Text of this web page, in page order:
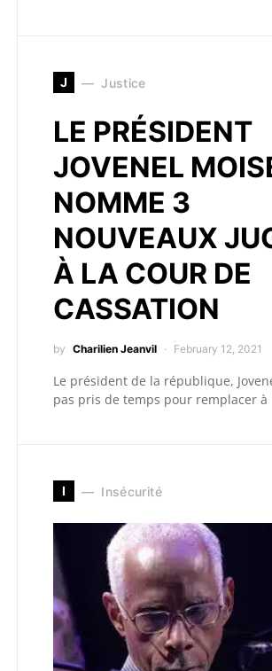
J Justice
LE PRÉSIDENT
JOVENEL
NOMME 3
NOUVEAUX
À LA COUR DE
CASSATION
by Charilien Jeanvil February 12, 2021
Le président de la république,
pas pris de temps pour remplacer à
I Insécurité